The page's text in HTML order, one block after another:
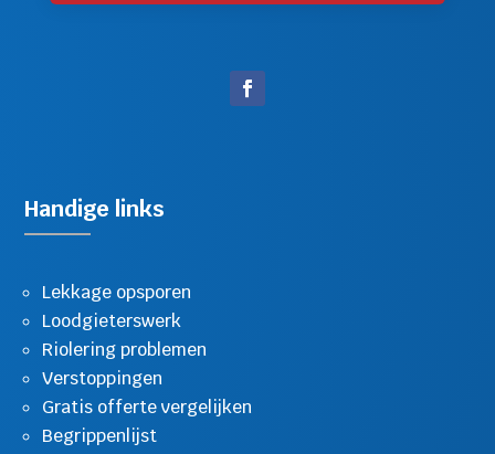
Handige links
Lekkage opsporen
Loodgieterswerk
Riolering problemen
Verstoppingen
Gratis offerte vergelijken
Begrippenlijst